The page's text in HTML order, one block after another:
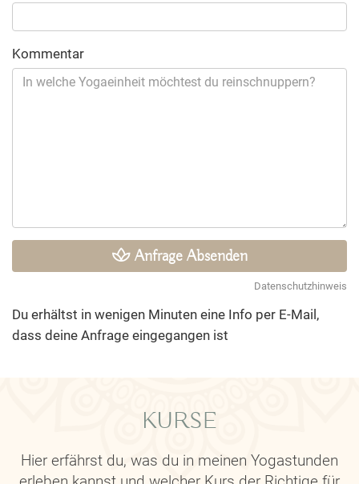
Kommentar
Anfrage Absenden
Datenschutzhinweis
Du erhältst in wenigen Minuten eine Info per E-Mail,
dass deine Anfrage eingegangen ist
KURSE
Hier erfährst du, was du in meinen Yogastunden